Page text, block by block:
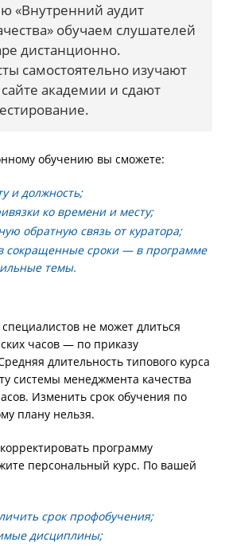
«Внутренний аудит
обучаем слушателей
дистанционно.
самостоятельно изучают
академии и сдают
обучению вы сможете:
и должность;
ко времени и месту;
обратную связь от куратора;
сокращенные сроки — в программе
темы.
не может длиться
часов — по приказу
длительность типового курса
системы менеджмента качества
Изменить срок обучения по
плану нельзя.
программу
персональный курс. По вашей
срок профобучения;
дисциплины;